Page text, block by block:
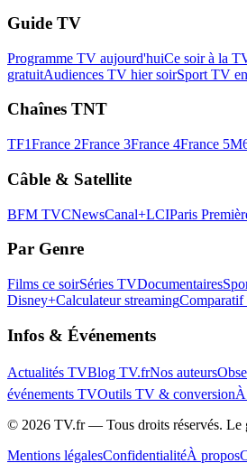
Guide TV
Programme TV aujourd'huiCe soir à la
gratuitAudiences TV hier soirSport TV
Chaînes TNT
TF1France 2France 3France 4France 5
Câble & Satellite
BFM TVCNewsCanal+LCIParis
Par Genre
Films ce soirSéries TVDocumentaires
Disney+Calculateur streaming
Infos & Événements
Actualités TVBlog TV.frNos auteurs
événements TVOutils TV & conversionÀ
© 2026 TV.fr — Tous droits réservés. Le
Mentions légalesConfidentialitéÀ propos